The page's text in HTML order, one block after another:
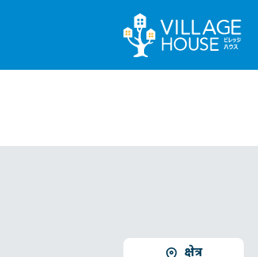
क्षेत्र